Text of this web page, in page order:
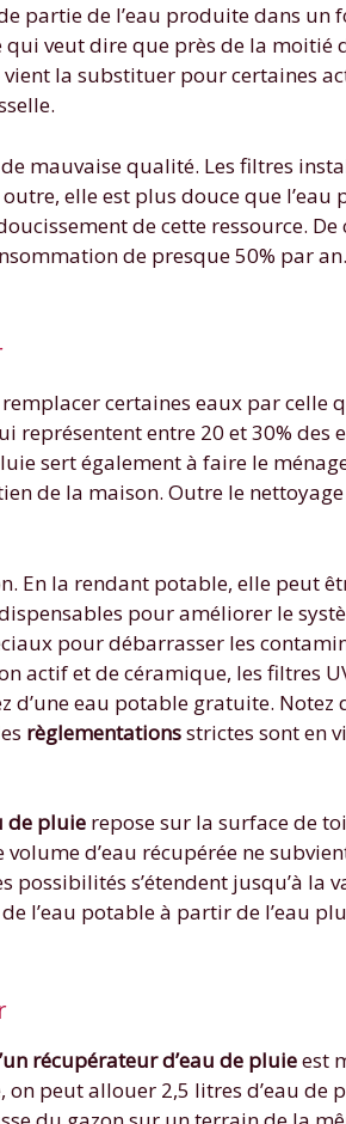
partie de l’eau produite dans un
veut dire que près de la moitié
la substituer pour certaines
mauvaise qualité. Les filtres
elle est plus douce que l’eau
de cette ressource. De
de presque 50% par an.
certaines eaux par celle
représentent entre 20 et 30% des
sert également à faire le
de la maison. Outre le
En la rendant potable, elle peut
pour améliorer le
pour débarrasser les
actif et de céramique, les filtres
d’une eau potable gratuite.
règlementationsstrictes sont en
de pluie repose sur la surface de
d’eau récupérée ne
possibilités s’étendent jusqu’à la
l’eau potable à partir de l’eau
récupérateur d’eau de pluieest
on peut allouer 2,5 litres d’eau